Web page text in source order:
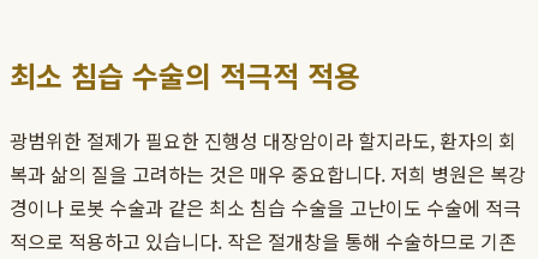
최소 침습 수술의 적극적 적용
광범위한 절제가 필요한 진행성 대장암이라 할지라도, 환자의 회
복과 삶의 질을 고려하는 것은 매우 중요합니다. 저희 병원은 복강
경이나 로봇 수술과 같은 최소 침습 수술을 고난이도 수술에 적극
적으로 적용하고 있습니다. 작은 절개창을 통해 수술하므로 기존